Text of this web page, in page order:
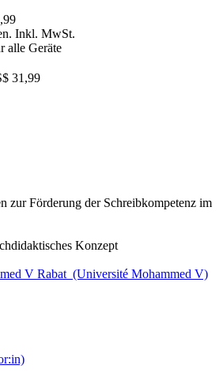
Inkl. MwSt.
alle Geräte
31,99
zur Förderung der Schreibkompetenz im
Konzept
V Rabat (Université Mohammed V)